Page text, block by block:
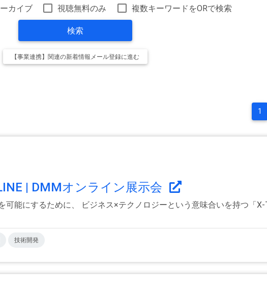
カイブ 視聴無料のみ 複数キーワードをORで検索
検索
【事業連携】関連の新着情報メール登録に進む
1
| DMMオンライン展示会
能にするために、 ビジネス×テクノロジーという意味合いを持つ「
技術開発